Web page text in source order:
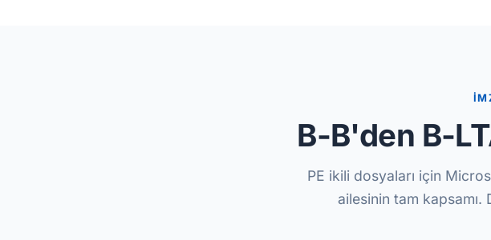
B-B'den B-
PE ikili dosyaları için
ailesinin tam